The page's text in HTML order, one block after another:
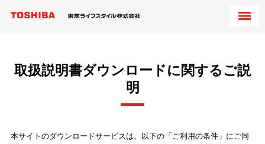
取扱説明書ダウンロードに関するご説
明
本サイトのダウンロードサービスは、以下の「ご利用の条件」にご同